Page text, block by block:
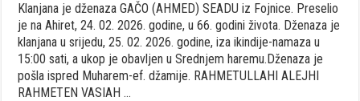
Klanjana je dženaza GAČO (AHMED) SEADU iz Fojnice. Preselio
je na Ahiret, 24. 02. 2026. godine, u 66. godini života. Dženaza je
klanjana u srijedu, 25. 02. 2026. godine, iza ikindije-namaza u
15:00 sati, a ukop je obavljen u Srednjem haremu.Dženaza je
pošla ispred Muharem-ef. džamije. RAHMETULLAHI ALEJHI
RAHMETEN VASIAH …